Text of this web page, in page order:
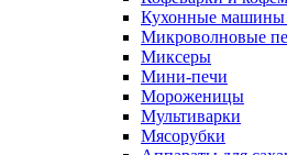
Кухонные
Микроволновые
Миксеры
Мини-печи
Мороженицы
Мультиварки
Мясорубки